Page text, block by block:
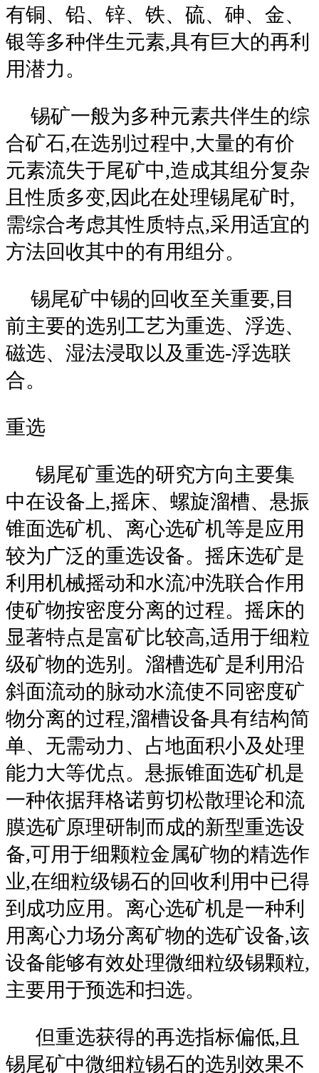
有铜、铅、锌、铁、硫、砷、金、
银等多种伴生元素,具有巨大的再利
用潜力。
锡矿一般为多种元素共伴生的综
合矿石,在选别过程中,大量的有价
元素流失于尾矿中,造成其组分复杂
且性质多变,因此在处理锡尾矿时,
需综合考虑其性质特点,采用适宜的
方法回收其中的有用组分。
锡尾矿中锡的回收至关重要,目
前主要的选别工艺为重选、浮选、
磁选、湿法浸取以及重选-浮选联
合。
重选
锡尾矿重选的研究方向主要集
中在设备上,摇床、螺旋溜槽、悬振
锥面选矿机、离心选矿机等是应用
较为广泛的重选设备。摇床选矿是
利用机械摇动和水流冲洗联合作用
使矿物按密度分离的过程。摇床的
显著特点是富矿比较高,适用于细粒
级矿物的选别。溜槽选矿是利用沿
斜面流动的脉动水流使不同密度矿
物分离的过程,溜槽设备具有结构简
单、无需动力、占地面积小及处理
能力大等优点。悬振锥面选矿机是
一种依据拜格诺剪切松散理论和流
膜选矿原理研制而成的新型重选设
备,可用于细颗粒金属矿物的精选作
业,在细粒级锡石的回收利用中已得
到成功应用。离心选矿机是一种利
用离心力场分离矿物的选矿设备,该
设备能够有效处理微细粒级锡颗粒,
主要用于预选和扫选。
但重选获得的再选指标偏低,且
锡尾矿中微细粒锡石的选别效果不